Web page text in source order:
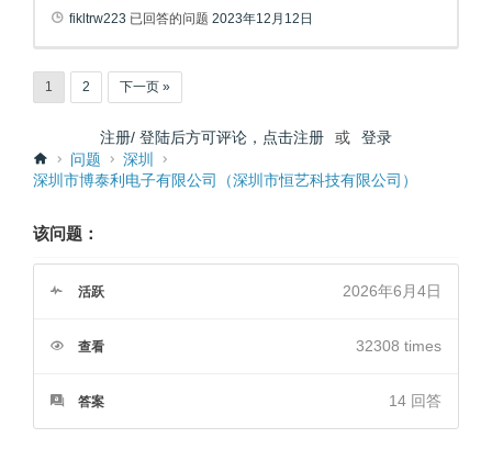
fikltrw223 已回答的问题 2023年12月12日
1 2 下一页 »
注册/ 登陆后方可评论，点击注册 或
登录
问题
深圳
深圳市博泰利电子有限公司（深圳市恒艺科技有限公司）
该问题：
活跃 2026年6月4日
查看 32308 times
答案 14 回答